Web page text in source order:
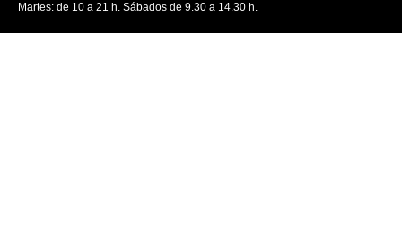
Martes: de 10 a 21 h. Sábados de 9.30 a 14.30 h.